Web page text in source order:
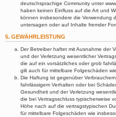
deutschsprachige Community unter
haben keinen Einfluss auf die Art und
können insbesondere die Verwendung
untersagen oder auf Inhalte fremder
5. GEWÄHRLEISTUNG
Der Betreiber haftet mit Ausnahme der
und der Verletzung wesentlicher
die auf ein vorsätzliches oder grob
gilt auch für mittelbare Folgeschäden
Die Haftung ist gegenüber
fahrlässigem Verhalten oder bei
Gesundheit und der Verletzung
die bei Vertragsschluss typischerweise
Höhe nach auf die vertragstypischen
für mittelbare Folgeschäden wie